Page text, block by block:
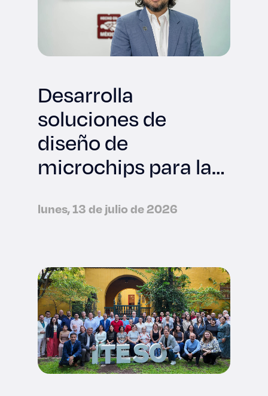
Desarrolla
soluciones de
diseño de
microchips para la
tecnológica
lunes, 13 de julio de 2026